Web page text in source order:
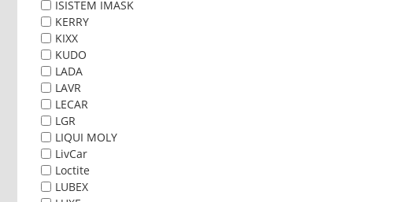
ISISTEM IMASK
KERRY
KIXX
KUDO
LADA
LAVR
LECAR
LGR
LIQUI MOLY
LivCar
Loctite
LUBEX